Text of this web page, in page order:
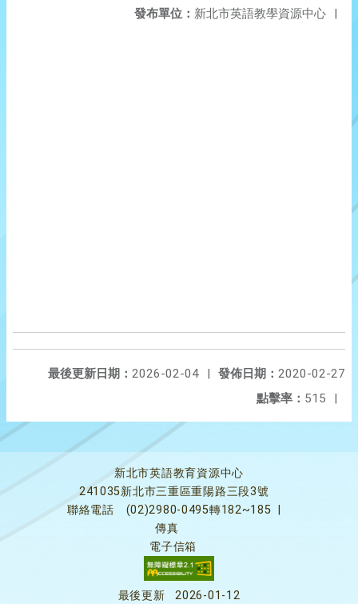
發布單位： 新北市英語教學資源中心 |
發佈日期： 2020-02-27
最後更新日期： 2026-02-04
|
點擊率： 515 |
新北市英語教育資源中心
241035新北市三重區重陽路三段3號
聯絡電話
(02)2980-0495轉182~185
傳真
電子信箱
最後更新 2026-01-12